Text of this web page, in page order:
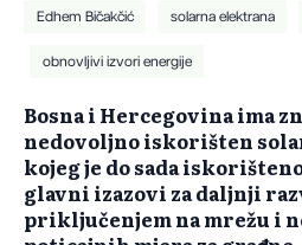
Edhem Bičakčić solarna elektrana
obnovljivi izvori energije
Bosna i Hercegovina ima
nedovoljno iskorišten
kojeg je do sada
glavni izazovi za daljnji
priključenjem na mrežu i